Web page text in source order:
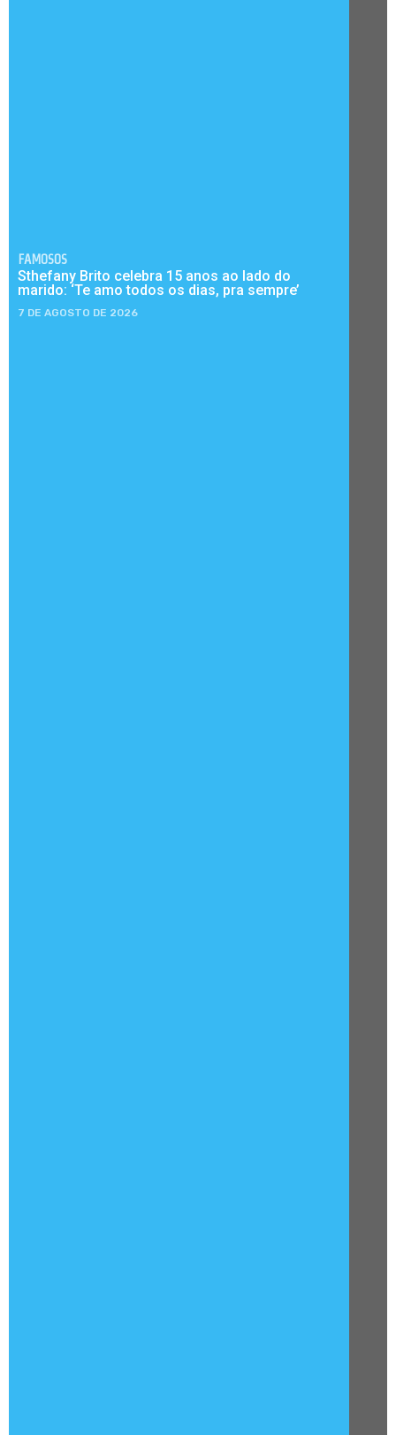
FAMOSOS
Sthefany Brito celebra 15 anos ao lado do
marido: ‘Te amo todos os dias, pra sempre’
7 DE AGOSTO DE 2026